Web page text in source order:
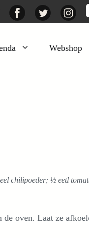
FacebookTwitter
Webshop
chilipoeder; ½ eetl
oven. Laat ze